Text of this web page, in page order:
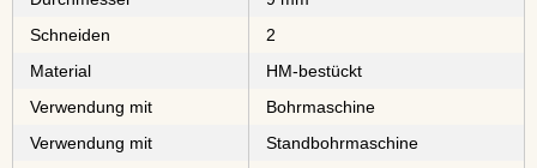
Schneiden
2
Material
⁠⁠⁠⁠⁠⁠⁠⁠HM-bestückt
Verwendung mit
Bohrmaschine
Verwendung mit
Standbohrmaschine